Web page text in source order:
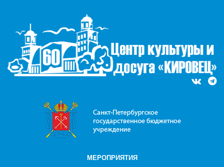
МЕРОПРИЯТИЯ